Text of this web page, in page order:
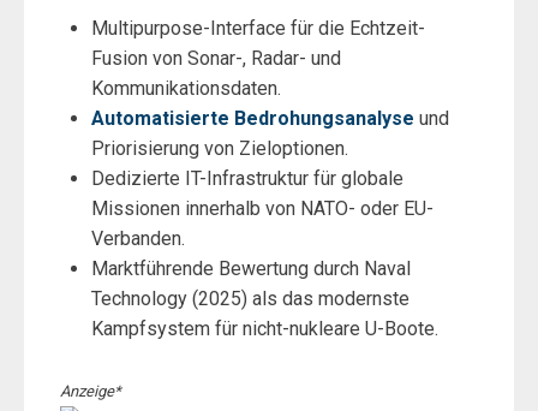
Multipurpose-Interface für die Echtzeit-
Fusion von Sonar-, Radar- und
Kommunikationsdaten.
Automatisierte Bedrohungsanalyse und
Priorisierung von Zieloptionen.
Dedizierte IT-Infrastruktur für globale
Missionen innerhalb von NATO- oder EU-
Verbanden.
Marktführende Bewertung durch Naval
Technology (2025) als das modernste
Kampfsystem für nicht-nukleare U-Boote.
Anzeige*